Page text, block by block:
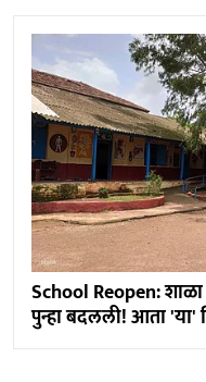
School Reopen:
पुन्हा बदलली! आता 'या'